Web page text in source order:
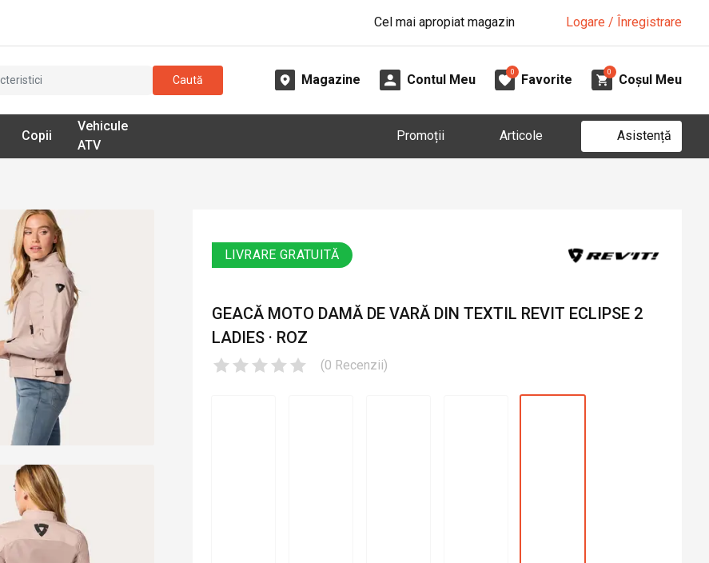
Cel mai apropiat magazin Logare / Înregistrare
Caută Magazine Contul Meu
0
Favorite
0
Coșul Meu
Copii
Vehicule
ATV
Promoții Articole Asistență
LIVRARE GRATUITĂ
GEACĂ MOTO DAMĂ DE VARĂ DIN TEXTIL REVIT ECLIPSE 2
LADIES · ROZ
(0 Recenzii)